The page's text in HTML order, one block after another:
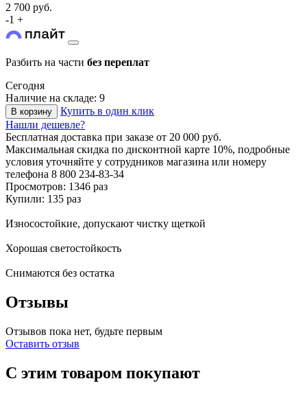
2 700 руб.
-1 +
Разбить на части без переплат
Сегодня
Наличие на складе: 9
В корзину
Купить в один клик
Нашли дешевле?
Бесплатная доставка при заказе от 20 000 руб.
Максимальная скидка по дисконтной карте 10%, подробные
условия уточняйте у сотрудников магазина или номеру
телефона 8 800 234-83-34
Просмотров: 1346 раз
Купили: 135 раз
Износостойкие, допускают чистку щеткой
Хорошая светостойкость
Снимаются без остатка
Отзывы
Отзывов пока нет, будьте первым
Оставить отзыв
С этим товаром покупают